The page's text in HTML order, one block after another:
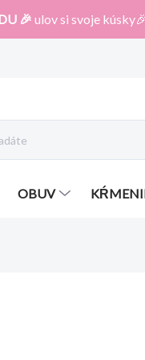
🎉 ulov si svoje
OBUV